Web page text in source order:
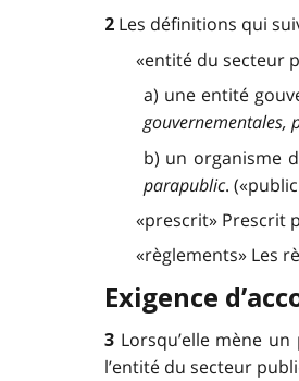
2 Les définitions qui
«entité du secteur
a) une entité
gouvernementales,
b) un organisme
parapublic.
«prescrit» Prescrit
«règlements» Les
Exigence
3 Lorsqu’elle mène
l’entité du secteur